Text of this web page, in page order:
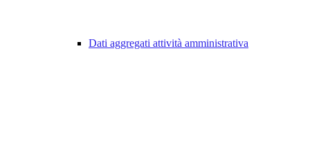
Dati aggregati attività amministrativa